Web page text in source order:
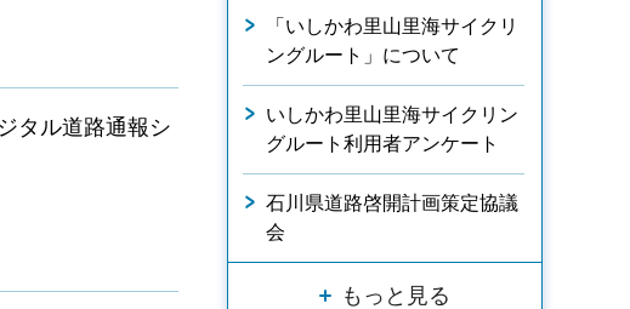
タル道路通報シ
「いしかわ里山里海サイクリ
ングルート」について
いしかわ里山里海サイクリン
グルート利用者アンケート
石川県道路啓開計画策定協議
会
もっと見る